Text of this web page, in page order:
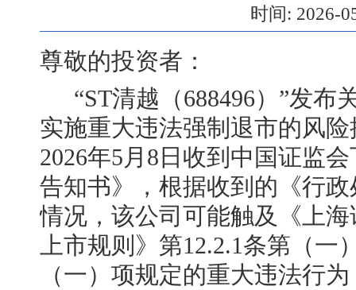
时间: 2026-
尊敬的投资者：
“ST清越（688496）”发布
实施重大违法强制退市的风
2026年5月8日收到中国证监
告知书》，根据收到的《行
情况，该公司可能触及《上
上市规则》第12.2.1条第（一
（一）项规定的重大违法行